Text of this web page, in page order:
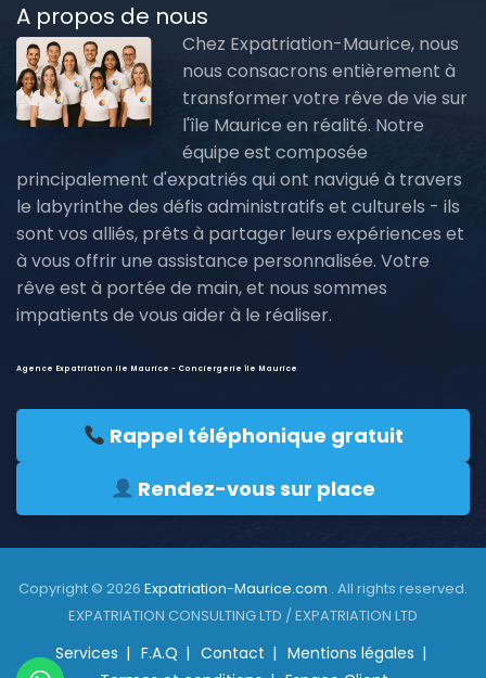
A propos de nous
Chez Expatriation-Maurice, nous
nous consacrons entièrement à
transformer votre rêve de vie sur
l'île Maurice en réalité. Notre
équipe est composée
principalement d'expatriés qui ont navigué à travers
le labyrinthe des défis administratifs et culturels - ils
sont vos alliés, prêts à partager leurs expériences et
à vous offrir une assistance personnalisée. Votre
rêve est à portée de main, et nous sommes
impatients de vous aider à le réaliser.
Agence Expatriation ile Maurice - Conciergerie île Maurice
Rappel téléphonique gratuit
Rendez-vous sur place
Copyright © 2026 Expatriation-Maurice.com . All rights reserved.
EXPATRIATION CONSULTING LTD / EXPATRIATION LTD
Services F.A.Q Contact
Mentions légales